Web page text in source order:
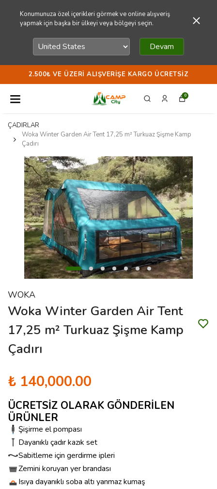
Konumunuza özel içerikleri görmek ve online alışveriş
yapmak için başka bir ülkeyi veya bölgeyi seçin.
Devam
2.500₺ VE ÜZERI ALIŞVERIŞE KARGO ÜCRETSIZ
0
ÇADIRLAR
Woka Winter Garden Air Tent 17,25 m² Turkuaz Şişme Kamp
Çadırı
WOKA
Woka Winter Garden Air Tent
17,25 m² Turkuaz Şişme Kamp
Çadırı
₺ 140,000.00
ÜCRETSİZ OLARAK GÖNDERİLEN
ÜRÜNLER
Şişirme el pompası
Dayanıklı çadır kazık set
Sabitleme için gerdirme ipleri
Zemini koruyan yer brandası
Isıya dayanıklı soba altı yanmaz kumaş